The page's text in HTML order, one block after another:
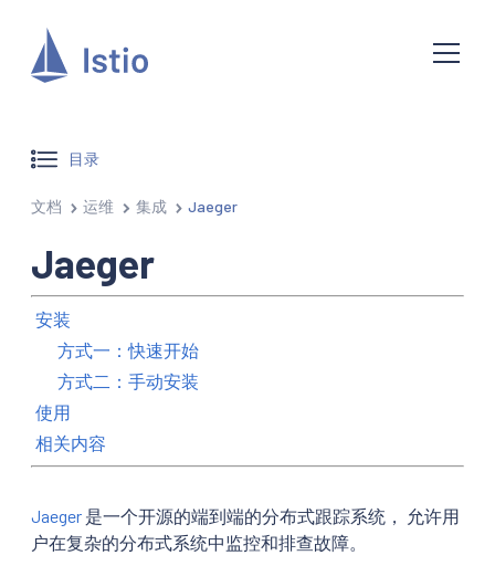
目录
文档 运维 集成 Jaeger
Jaeger
安装
方式一：快速开始
方式二：手动安装
使用
相关内容
Jaeger 是一个开源的端到端的分布式跟踪系统， 允许用
户在复杂的分布式系统中监控和排查故障。